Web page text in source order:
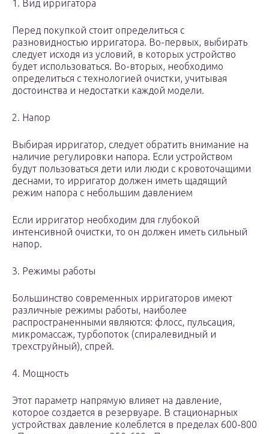
1. Вид ирригатора
Перед покупкой стоит определиться с
разновидностью ирригатора. Во-первых, выбирать
следует исходя из условий, в которых устройство
будет использоваться. Во-вторых, необходимо
определиться с технологией очистки, учитывая
достоинства и недостатки каждой модели.
2. Напор
Выбирая ирригатор, следует обратить внимание на
наличие регулировки напора. Если устройством
будут пользоваться дети или люди с кровоточащими
деснами, то ирригатор должен иметь щадящий
режим напора с небольшим давлением
Если ирригатор необходим для глубокой
интенсивной очистки, то он должен иметь сильный
напор.
3. Режимы работы
Большинство современных ирригаторов имеют
различные режимы работы, наиболее
распространенными являются: флосс, пульсация,
микромассаж, турбопоток (спиралевидный и
трехструйный), спрей.
4. Мощность
Этот параметр напрямую влияет на давление,
которое создается в резервуаре. В стационарных
устройствах давление колеблется в пределах 600-800